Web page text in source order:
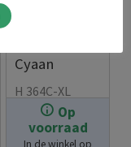
Op
voorraad
In de winkel op
Cyaan
7.99
H 364C-XL